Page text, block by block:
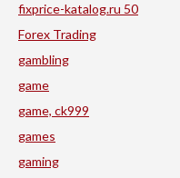
fixprice-katalog.ru 50
Forex Trading
gambling
game
game, ck999
games
gaming